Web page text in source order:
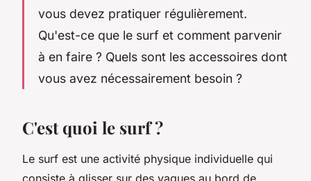
vous devez pratiquer régulièrement.
Qu'est-ce que le surf et comment parvenir
à en faire ? Quels sont les accessoires dont
vous avez nécessairement besoin ?
C'est quoi le surf ?
Le surf est une activité physique individuelle qui
consiste à glisser sur des vagues au bord de